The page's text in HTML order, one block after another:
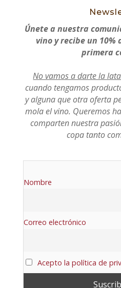
Únete a nuestra
vino y recibe un 10%
primera
No vamos a darte la lata
cuando tengamos
y alguna que otra oferta
mola el vino. Queremos
comparten nuestra
copa tanto
Nombre
Correo electrónico
Acepto la política de